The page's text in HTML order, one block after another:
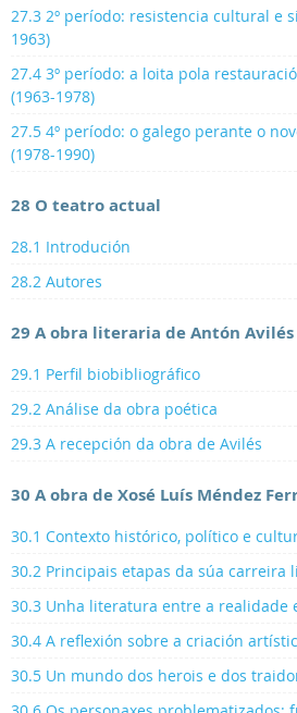
27.3 2º período: resistencia cultural e
1963)
27.4 3º período: a loita pola
(1963-1978)
27.5 4º período: o galego perante o
(1978-1990)
28 O teatro actual
28.1 Introdución
28.2 Autores
29 A obra literaria de Antón Avilés
29.1 Perfil biobibliográfico
29.2 Análise da obra poética
29.3 A recepción da obra de Avilés
30 A obra de Xosé Luís Méndez
30.1 Contexto histórico, político e
30.2 Principais etapas da súa carreira
30.3 Unha literatura entre a realidade
30.4 A reflexión sobre a criación
30.5 Un mundo dos herois e dos